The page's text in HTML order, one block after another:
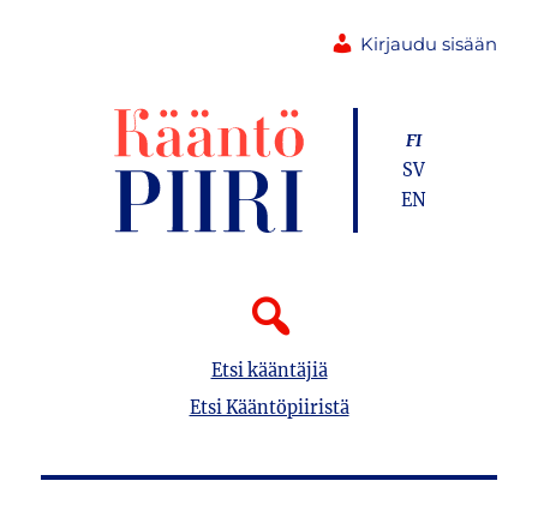
Kirjaudu sisään
Etsi kääntäjiä
Etsi Kääntöpiiristä
FI
SV
EN